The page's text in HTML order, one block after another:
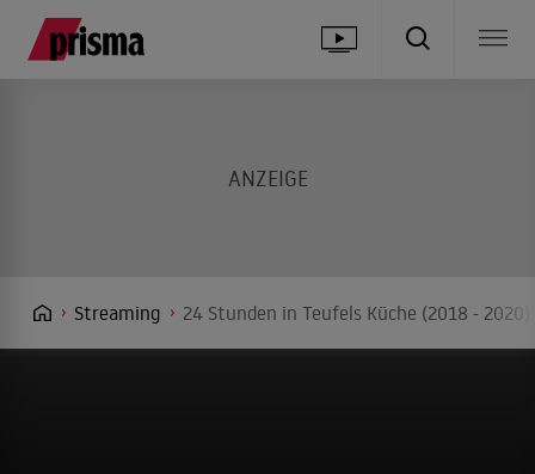
Streaming 24 Stunden in Teufels Küche (2018 -